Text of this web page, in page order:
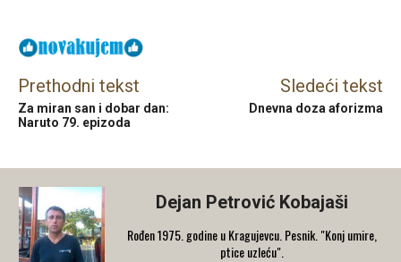
Prethodni tekst
Za miran san i dobar dan:
Naruto 79. epizoda
Sledeći tekst
Dnevna doza aforizma
Dejan Petrović Kobajaši
Rođen 1975. godine u Kragujevcu. Pesnik. "Konj umire,
ptice uzleću".